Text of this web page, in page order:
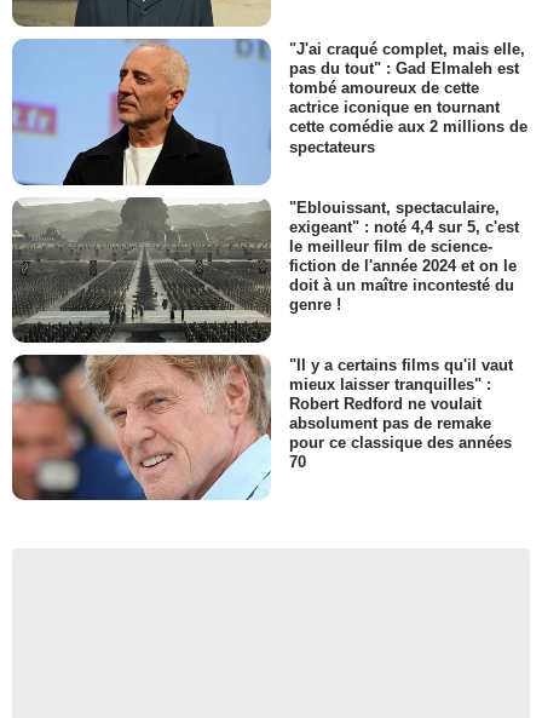
"J'ai craqué complet, mais elle,
pas du tout" : Gad Elmaleh est
tombé amoureux de cette
actrice iconique en tournant
cette comédie aux 2 millions de
spectateurs
"Eblouissant, spectaculaire,
exigeant" : noté 4,4 sur 5, c'est
le meilleur film de science-
fiction de l'année 2024 et on le
doit à un maître incontesté du
genre !
"Il y a certains films qu'il vaut
mieux laisser tranquilles" :
Robert Redford ne voulait
absolument pas de remake
pour ce classique des années
70